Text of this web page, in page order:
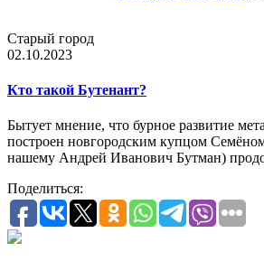
Старый город
02.10.2023
Кто такой Бутенант?
Бытует мнение, что бурное развитие
построен новгородским купцом
нашему Андрей Иванович Бутман)
Поделиться: